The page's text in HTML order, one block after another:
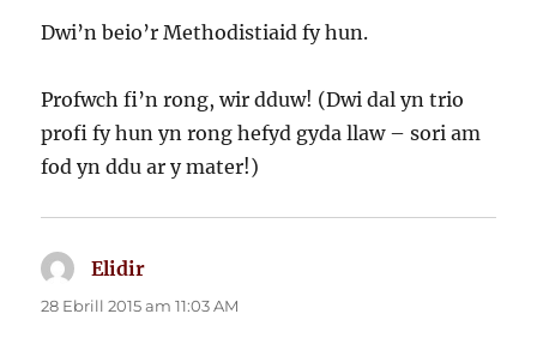
Dwi’n beio’r Methodistiaid fy hun.
Profwch fi’n rong, wir dduw! (Dwi dal yn trio
profi fy hun yn rong hefyd gyda llaw – sori am
fod yn ddu ar y mater!)
Elidir
dweud:
28 Ebrill 2015 am 11:03 AM